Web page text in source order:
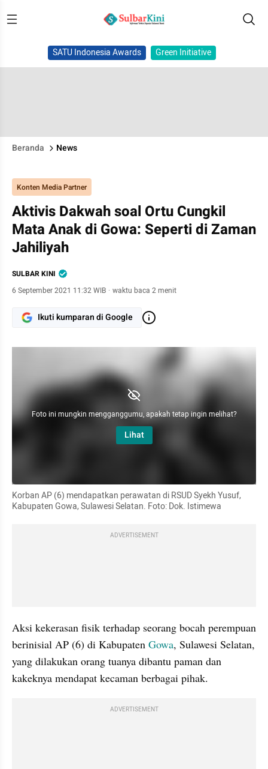
SATU Indonesia Awards Green Initiative
Beranda News
Konten Media Partner
Aktivis Dakwah soal Ortu Cungkil
Mata Anak di Gowa: Seperti di Zaman
Jahiliyah
SULBAR KINI
6 September 2021 11:32 WIB · waktu baca 2 menit
Ikuti kumparan di Google
Foto ini mungkin mengganggumu, apakah tetap ingin melihat?
Lihat
Korban AP (6) mendapatkan perawatan di RSUD Syekh Yusuf,
Kabupaten Gowa, Sulawesi Selatan. Foto: Dok. Istimewa
ADVERTISEMENT
Aksi kekerasan fisik terhadap seorang bocah perempuan
berinisial AP (6) di Kabupaten Gowa, Sulawesi Selatan,
yang dilakukan orang tuanya dibantu paman dan
kakeknya mendapat kecaman berbagai pihak.
ADVERTISEMENT